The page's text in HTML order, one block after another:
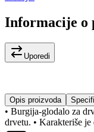
Informacije o
Uporedi
Opis proizvoda
• Burgija-glodalo za
drvetu. • Karakteriše